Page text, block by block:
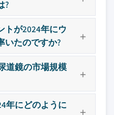
ア
りませんか？
ている企業は厳選さ
体を網羅するもので
個別にプロファイル
販売業者、専門業者
ヤーを考慮したボト
?
トが2024年にウ
いたのですか?
道鏡の市場規模
年にどのように